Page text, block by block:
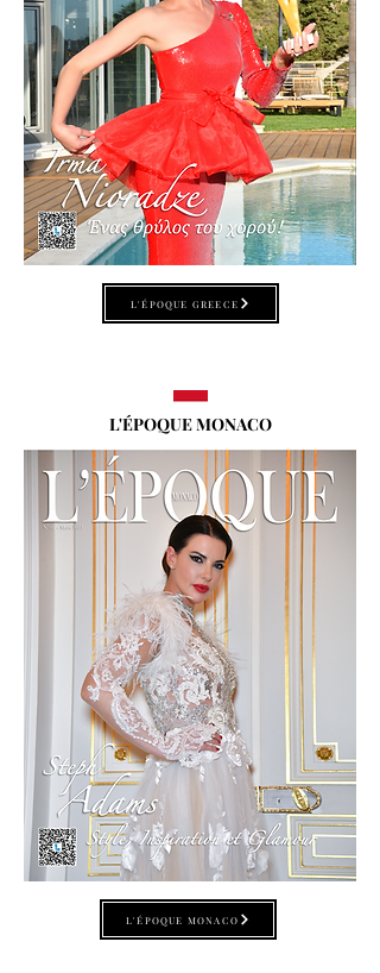
L'ÉPOQUE GREECE
L'ÉPOQUE MONACO
L'ÉPOQUE MONACO